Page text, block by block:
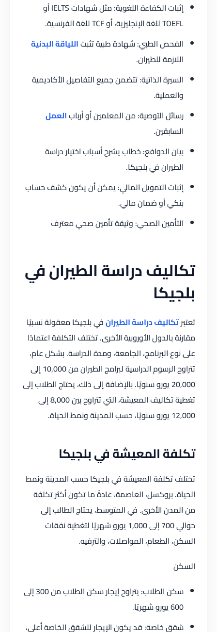
إثبات الكفاءة اللغوية: مثل شهادات IELTS أو
TOEFL للغة الإنجليزية، أو TCF للغة الفرنسية.
الفحص الطبي: شهادة طبية تثبتاللياقة البدنية
اللازمة للطيران.
السيرة الذاتية: تتضمن جميع التفاصيل الأكاديمية
والعملية.
رسائل التوصية: من المعلمين أو أربابالعمل
السابقين.
بيان الدوافع: خطاب يشرح أسباب اختيار دراسة
الطيران في بلجيكا.
إثبات التمويل المالي: يمكن أن يكون كشف حساب
بنكي أو ضمان مالي.
التأمين الصحي: وثيقة تأمين صحي معترف
تكاليف دراسة الطيران في
بلجيكا
تعتبرتكاليف دراسة الطيرانفي بلجيكا معقولة نسبيًا
مقارنة بالدول الأوروبية الأخرى. تختلف التكلفة اعتمادًا
على نوع البرنامج، الجامعة، ومدة الدراسة. بشكل عام،
تتراوح الرسوم الدراسية لبرامج الطيران من 10,000 إلى
20,000 يورو سنويًا. بالإضافة إلى ذلك، يحتاج الطلاب إلى
تغطية تكاليف المعيشة، التي تتراوح بين 8,000 إلى
12,000 يورو سنويًا، حسب المدينة ونمط الحياة.
تكلفة المعيشة في بلجيكا
تختلف تكلفة المعيشة في بلجيكا حسب المدينة ونمط
الحياة. بروكسل، العاصمة، عادةً ما تكون أكثر تكلفة
من المدن الأخرى. في المتوسط، يحتاج الطالب إلى
حوالي 700 إلى 1,000 يورو شهريًا لتغطية نفقات
السكن، الطعام، المواصلات، والترفيه.
السكن
سكن الطلاب: يتراوح إيجار سكن الطلاب من 300 إلى
600 يورو شهريًا.
شقق خاصة: قد يكون الإيجار للشقق الخاصة أعلى،